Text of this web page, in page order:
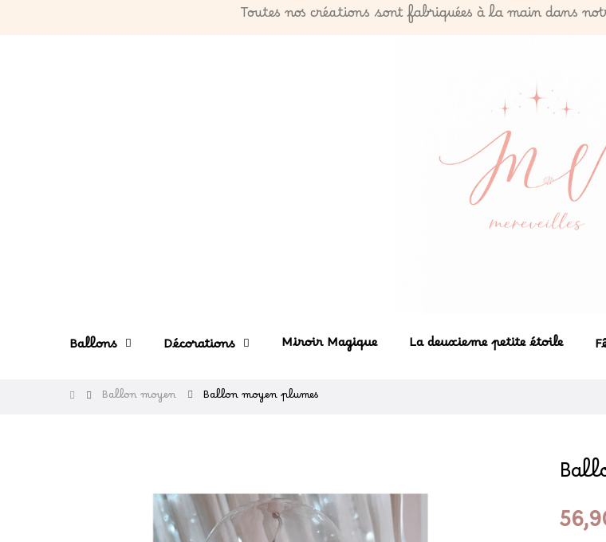
Toutes nos créations sont fabriquées à la main dans
Ballons Décorations Miroir Magique La deuxieme petite étoile
Ballon moyen Ballon moyen plumes